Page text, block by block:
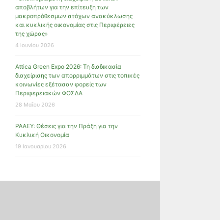
αποβλήτων για την επίτευξη των
μακροπρόθεσμων στόχων ανακύκλωσης
και κυκλικής οικονομίας στις Περιφέρειες
της χώρας»
4 Ιουνίου 2026
Attica Green Expo 2026: Τη διαδικασία
διαχείρισης των απορριμμάτων στις τοπικές
κοινωνίες εξέτασαν φορείς των
Περιφερειακών ΦΟΣΔΑ
28 Μαΐου 2026
ΡΑΑΕΥ: Θέσεις για την Πράξη για την
Κυκλική Οικονομία
19 Ιανουαρίου 2026